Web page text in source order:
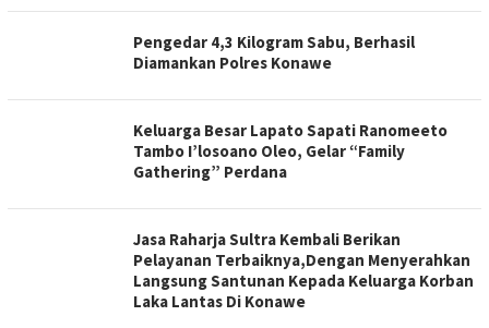
Pengedar 4,3 Kilogram Sabu, Berhasil
Diamankan Polres Konawe
Keluarga Besar Lapato Sapati Ranomeeto
Tambo I’losoano Oleo, Gelar “Family
Gathering” Perdana
Jasa Raharja Sultra Kembali Berikan
Pelayanan Terbaiknya,Dengan Menyerahkan
Langsung Santunan Kepada Keluarga Korban
Laka Lantas Di Konawe